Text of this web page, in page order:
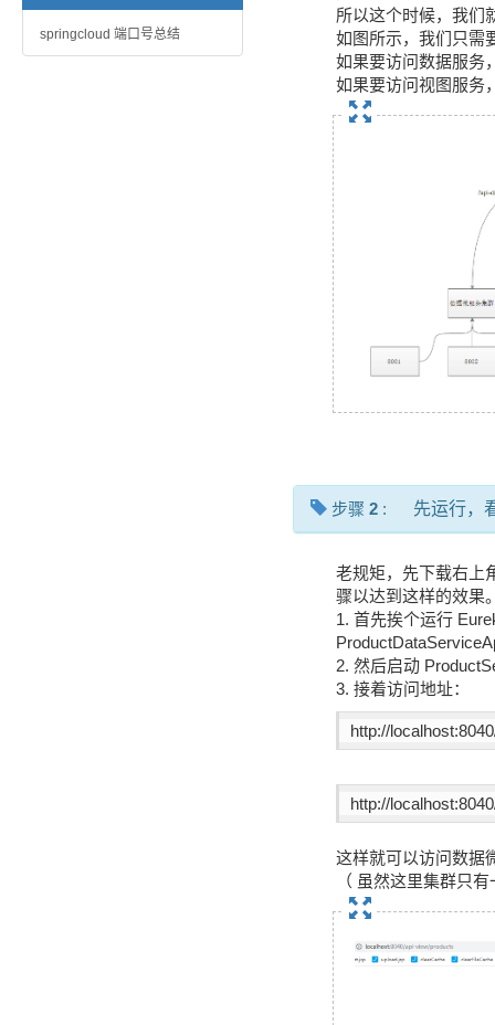
springcloud 端口号总结
所以这个时候，我们
如图所示，我们只需
如果要访问数据服务
如果要访问视图服务
步骤 2 : 先运行，
老规矩，先下载右上
骤以达到这样的效果
1. 首先挨个运行
2. 然后启动
3. 接着访问地址：
http://
http://
这样就可以访问数据
（ 虽然这里集群只